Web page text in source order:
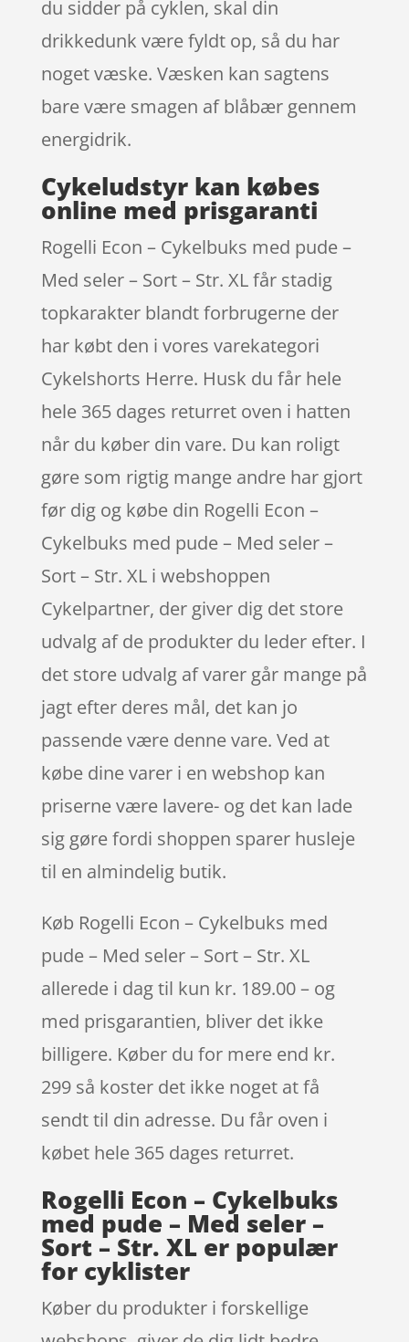
du sidder på cyklen, skal din
drikkedunk være fyldt op, så du har
noget væske. Væsken kan sagtens
bare være smagen af blåbær gennem
energidrik.
Cykeludstyr kan købes
online med prisgaranti
Rogelli Econ – Cykelbuks med pude –
Med seler – Sort – Str. XL får stadig
topkarakter blandt forbrugerne der
har købt den i vores varekategori
Cykelshorts Herre. Husk du får hele
hele 365 dages returret oven i hatten
når du køber din vare. Du kan roligt
gøre som rigtig mange andre har gjort
før dig og købe din Rogelli Econ –
Cykelbuks med pude – Med seler –
Sort – Str. XL i webshoppen
Cykelpartner, der giver dig det store
udvalg af de produkter du leder efter. I
det store udvalg af varer går mange på
jagt efter deres mål, det kan jo
passende være denne vare. Ved at
købe dine varer i en webshop kan
priserne være lavere- og det kan lade
sig gøre fordi shoppen sparer husleje
til en almindelig butik.
Køb Rogelli Econ – Cykelbuks med
pude – Med seler – Sort – Str. XL
allerede i dag til kun kr. 189.00 – og
med prisgarantien, bliver det ikke
billigere. Køber du for mere end kr.
299 så koster det ikke noget at få
sendt til din adresse. Du får oven i
købet hele 365 dages returret.
Rogelli Econ – Cykelbuks
med pude – Med seler –
Sort – Str. XL er populær
for cyklister
Køber du produkter i forskellige